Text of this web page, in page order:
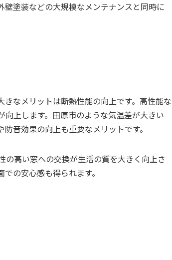
塗装などの大規模なメンテナンスと同時に
なメリットは断熱性能の向上です。高性能な
上します。田原市のような気温差が大きい
音効果の向上も重要なメリットです。
高い窓への交換が生活の質を大きく向上さ
の安心感も得られます。